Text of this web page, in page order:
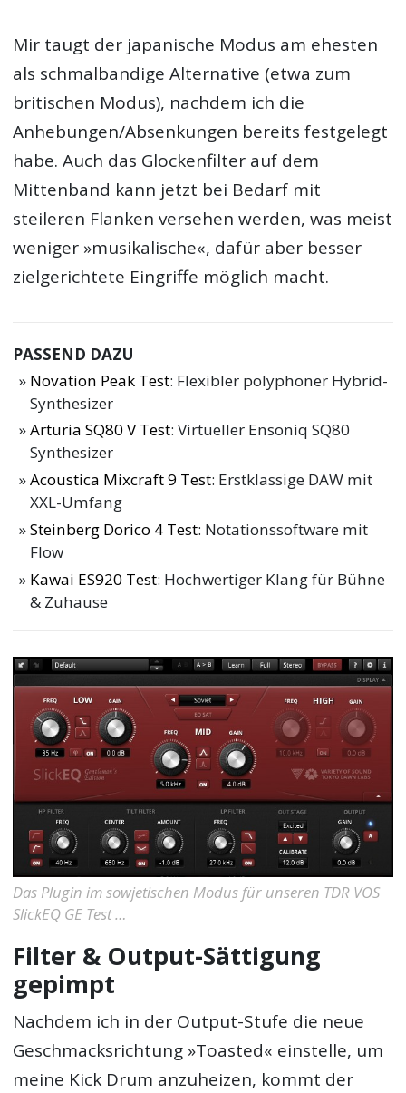
Mir taugt der japanische Modus am ehesten
als schmalbandige Alternative (etwa zum
britischen Modus), nachdem ich die
Anhebungen/Absenkungen bereits festgelegt
habe. Auch das Glockenfilter auf dem
Mittenband kann jetzt bei Bedarf mit
steileren Flanken versehen werden, was meist
weniger »musikalische«, dafür aber besser
zielgerichtete Eingriffe möglich macht.
PASSEND DAZU
Novation Peak Test: Flexibler polyphoner Hybrid-
Synthesizer
Arturia SQ80 V Test: Virtueller Ensoniq SQ80
Synthesizer
Acoustica Mixcraft 9 Test: Erstklassige DAW mit
XXL-Umfang
Steinberg Dorico 4 Test: Notationssoftware mit
Flow
Kawai ES920 Test: Hochwertiger Klang für Bühne
& Zuhause
Das Plugin im sowjetischen Modus für unseren TDR VOS
SlickEQ GE Test …
Filter & Output-Sättigung
gepimpt
Nachdem ich in der Output-Stufe die neue
Geschmacksrichtung »Toasted« einstelle, um
meine Kick Drum anzuheizen, kommt der